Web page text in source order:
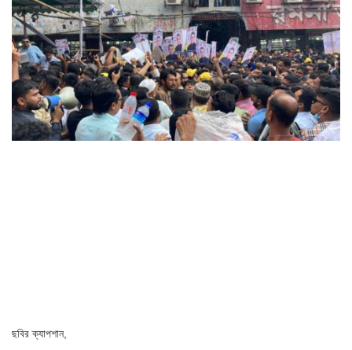
ছবির ক্যাপশান,